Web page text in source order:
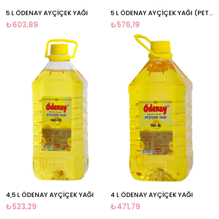
5 L ÖDENAY AYÇİÇEK YAĞI
₺603,89
5 L ÖDENAY AYÇİÇEK YAĞI (PET AMBALAJ)
₺576,19
4,5 L ÖDENAY AYÇİÇEK YAĞI
₺523,29
4 L ÖDENAY AYÇİÇEK YAĞI
₺471,79